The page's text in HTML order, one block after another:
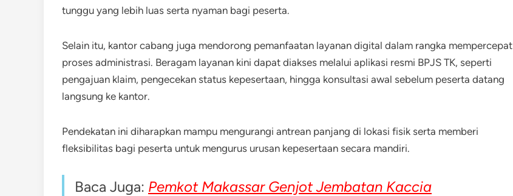
tunggu yang lebih luas serta nyaman bagi peserta.
Selain itu, kantor cabang juga mendorong pemanfaatan layanan digital dalam rangka mempercepat
proses administrasi. Beragam layanan kini dapat diakses melalui aplikasi resmi BPJS TK, seperti
pengajuan klaim, pengecekan status kepesertaan, hingga konsultasi awal sebelum peserta datang
langsung ke kantor.
Pendekatan ini diharapkan mampu mengurangi antrean panjang di lokasi fisik serta memberi
fleksibilitas bagi peserta untuk mengurus urusan kepesertaan secara mandiri.
Baca Juga: Pemkot Makassar Genjot Jembatan Kaccia